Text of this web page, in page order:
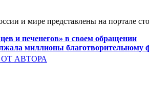
и мире представлены на портале
и печенегов» в своем обращении
миллионы благотворительному
АВТОРА